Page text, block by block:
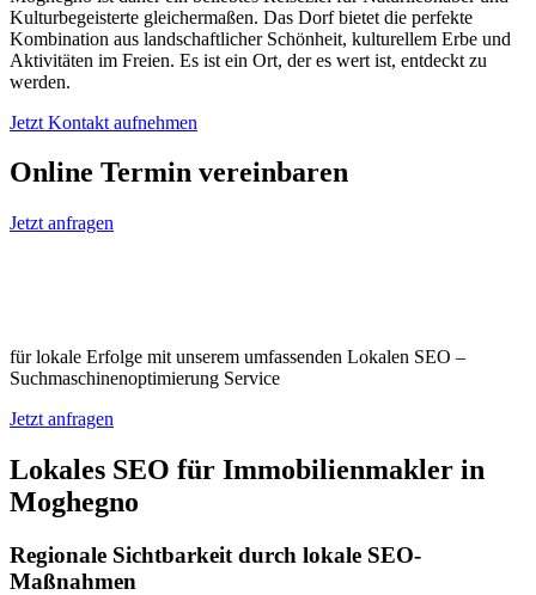
Kulturbegeisterte gleichermaßen. Das Dorf bietet die perfekte
Kombination aus landschaftlicher Schönheit, kulturellem Erbe und
Aktivitäten im Freien. Es ist ein Ort, der es wert ist, entdeckt zu
werden.
Jetzt Kontakt aufnehmen
Online Termin vereinbaren
Jetzt anfragen
für lokale Erfolge mit unserem umfassenden Lokalen SEO –
Suchmaschinenoptimierung Service
Jetzt anfragen
Lokales SEO für Immobilienmakler in
Moghegno
Regionale Sichtbarkeit durch lokale SEO-
Maßnahmen